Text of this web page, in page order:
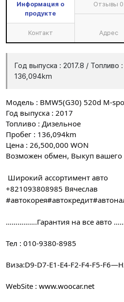
Информация о
продукте
Отзывы 0
Контакт Адрес
Год выпуска : 2017.8 / Топливо
136,094km
Модель : BMW5(G30) 520d M-
Год выпуска : 2017
Топливо : Дизельное
Пробег : 136,094km
Цена : 26,500,000 WON
Возможен обмен, Выкуп вашего
Широкий ассортимент авто
+821093808985 Вячеслав
…………….Гарантия на все авто
Тел : 010-9380-8985
Виза:D9-D7-E1-E4-F2-F4-F5-
WebSite : www.woocar.net